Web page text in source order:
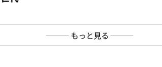
もっと見る